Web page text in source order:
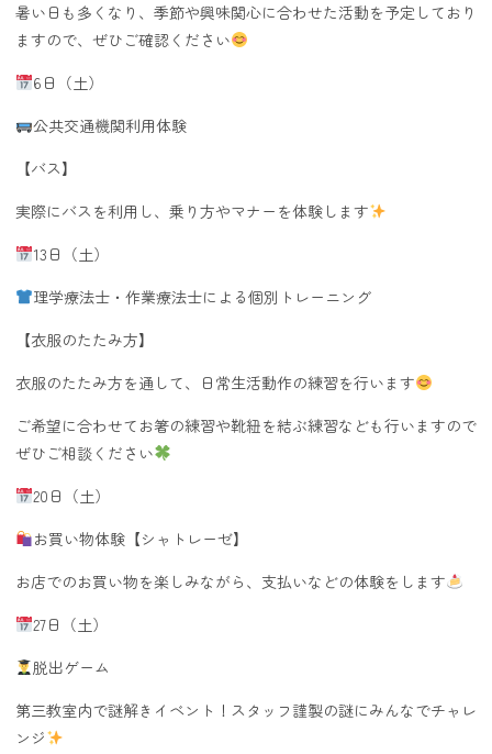
暑い日も多くなり、季節や興味関心に合わせた活動を予定しており
ますので、ぜひご確認ください
6日（土）
公共交通機関利用体験
【バス】
実際にバスを利用し、乗り方やマナーを体験します
13日（土）
理学療法士・作業療法士による個別トレーニング
【衣服のたたみ方】
衣服のたたみ方を通して、日常生活動作の練習を行います
ご希望に合わせてお箸の練習や靴紐を結ぶ練習なども行いますので
ぜひご相談ください
20日（土）
お買い物体験【シャトレーゼ】
お店でのお買い物を楽しみながら、支払いなどの体験をします
27日（土）
脱出ゲーム
第三教室内で謎解きイベント！スタッフ謹製の謎にみんなでチャレ
ンジ